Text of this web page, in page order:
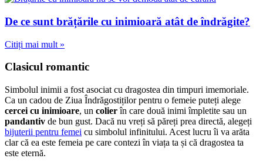
De ce sunt brățările cu inimioară atât de îndrăgite?
Citiți mai mult »
Clasicul romantic
Simbolul inimii a fost asociat cu dragostea din timpuri imemoriale.
Ca un cadou de Ziua Îndrăgostiților pentru o femeie puteți alege
cercei cu inimioare, un colierîn care două inimi împletite sau un
pandantiv de bun gust. Dacă nu vreți să păreți prea directă, alegeți
bijuterii pentru femei cu simbolul infinitului. Acest lucru îi va arăta
clar că ea este femeia pe care contezi în viața ta și că dragostea ta
este eternă.